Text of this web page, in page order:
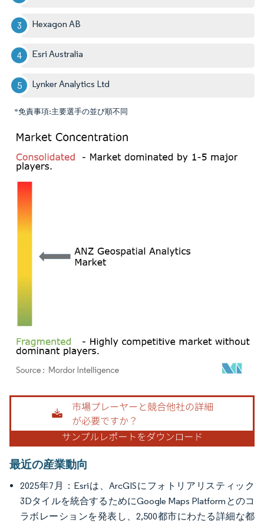
Hexagon AB
Esri Australia
Lynker Analytics Ltd
*免責事項:主要選手の並び順不同
画像 © Mordor Intelligence。再利用にはCC BY 4.0の表示が必要です。
最近の産業動向
2025年7月：Esriは、ArcGISにフォトリアリスティック
3Dタイルを統合するためにGoogle Maps Platformとのコ
ラボレーションを発表し、2,500都市にわたる詳細な都